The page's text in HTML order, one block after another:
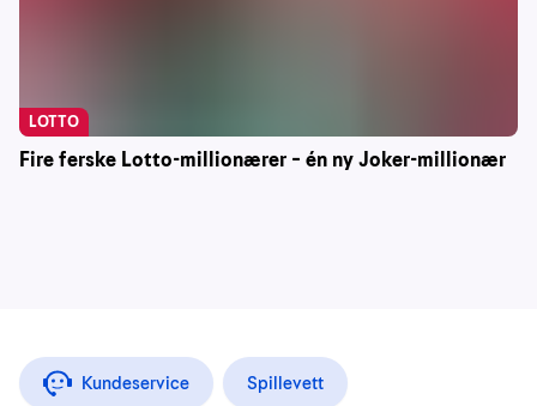
Fire ferske Lotto-millionærer – én ny Joker-millionær
LOTTO
Kundeservice Spillevett